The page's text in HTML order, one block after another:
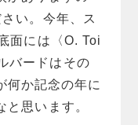
い。今年、ス
面には〈O. Toi
バードはその
何か記念の年に
思います。